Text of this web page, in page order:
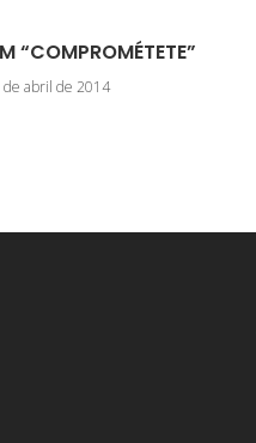
“COMPROMÉTETE”
de abril de 2014